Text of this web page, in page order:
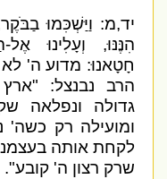
יד,מ: וַיַּשְׁכִּמוּ
הִנֶּנּוּ, וְעָלִינוּ
חָטָאנוּ: מדוע ה' לא
הרב נבנצל: "ארץ
גדולה ונפלאה
ומועילה רק כשה'
לקחת אותה בעצמנו
שרק רצון ה' קובע".